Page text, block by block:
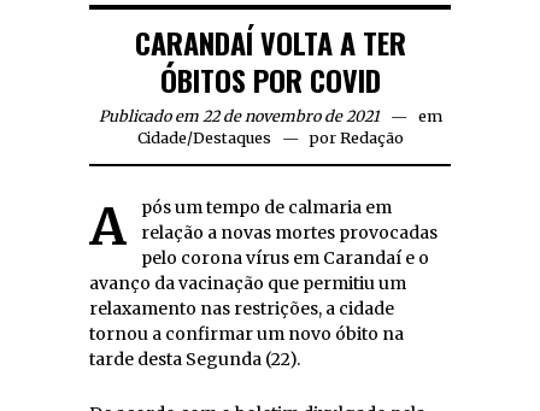
CARANDAÍ VOLTA A TER
ÓBITOS POR COVID
Publicado em 22 de novembro de 2021
em
Cidade/Destaques por Redação
Após um tempo de calmaria em
relação a novas mortes provocadas
pelo corona vírus em Carandaí e o
avanço da vacinação que permitiu um
relaxamento nas restrições, a cidade
tornou a confirmar um novo óbito na
tarde desta Segunda (22).